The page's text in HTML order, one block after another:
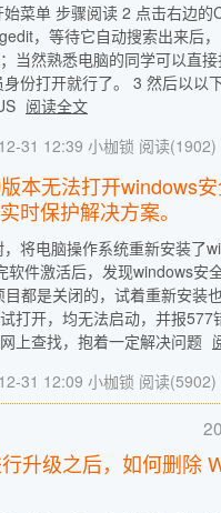
菜单 步骤阅读 2 点击右边的
，等待它自动搜索出来后
当然熟悉电脑的同学可以直
份打开就行了。 3 然后以以
阅读全文
31 12:39 小枷锁 阅读(1902)
本无法打开windows
时保护解决方案。
将电脑操作系统重新安装了
软件激活后，发现windows安
目都是关闭的，试着重新安装
打开，均无法启动，并报577
上查找，抱着一定解决问题
31 12:09 小枷锁 阅读(5902)
升级之后，如何删除